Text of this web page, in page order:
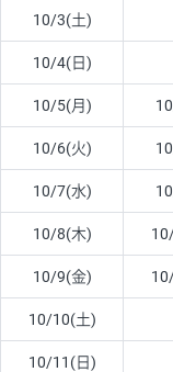
10/3(土)
10/4(日)
10/5(月)
10/6(火)
10/7(水)
10/8(木)
10/9(金)
10/10(土)
10/11(日)